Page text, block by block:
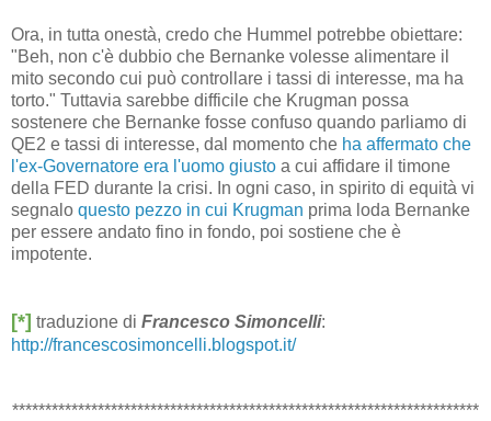
Ora, in tutta onestà, credo che Hummel potrebbe obiettare:
"Beh, non c'è dubbio che Bernanke volesse alimentare il
mito secondo cui può controllare i tassi di interesse, ma ha
torto." Tuttavia sarebbe difficile che Krugman possa
sostenere che Bernanke fosse confuso quando parliamo di
QE2 e tassi di interesse, dal momento che ha affermato che
l'ex-Governatore era l'uomo giusto a cui affidare il timone
della FED durante la crisi. In ogni caso, in spirito di equità vi
segnalo questo pezzo in cui Krugman prima loda Bernanke
per essere andato fino in fondo, poi sostiene che è
impotente.
[*] traduzione di Francesco Simoncelli:
http://francescosimoncelli.blogspot.it/
***********************************************************************